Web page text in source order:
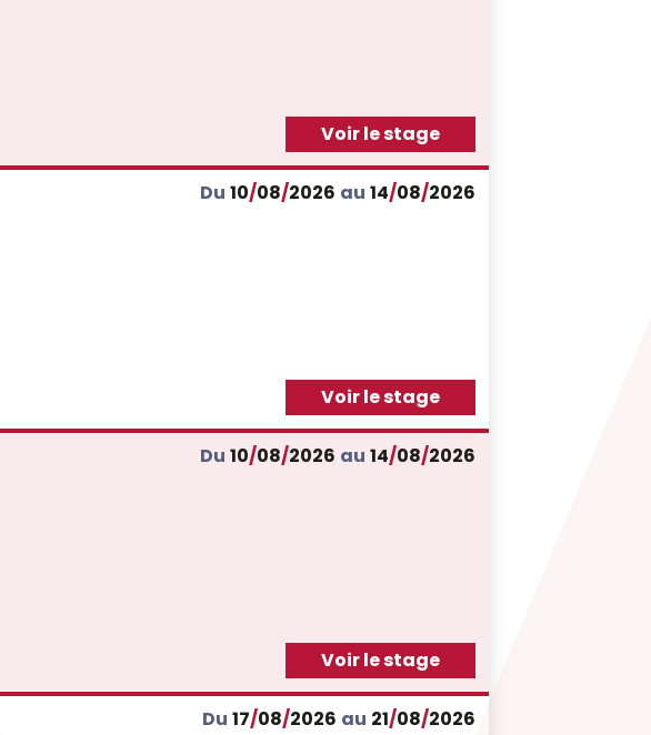
Voir le stage
Du 10/08/2026 au 14/08/2026
Voir le stage
Du 10/08/2026 au 14/08/2026
Voir le stage
Du 17/08/2026 au 21/08/2026